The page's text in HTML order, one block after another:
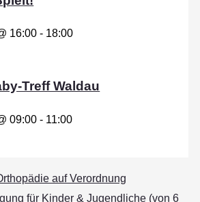
16:00 - 18:00
Treff Waldau
09:00 - 11:00
auf Verordnung
für Kinder & Jugendliche (von 6